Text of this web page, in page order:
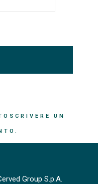
UN
Group S.p.A.